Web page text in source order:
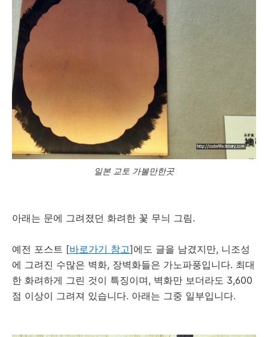
일본 교토 가볼만한곳
아래는 문에 그려졌던 화려한 꽃 무늬 그림.
예전 포스트 [바로가기 참고]에도 글을 남겼지만, 니조성
에 그려진 수많은 벽화, 장벽화들은 가노파풍입니다. 최대
한 화려하게 그린 것이 특징이며, 벽화만 보더라도 3,600
점 이상이 그려져 있습니다. 아래는 그중 일부입니다.